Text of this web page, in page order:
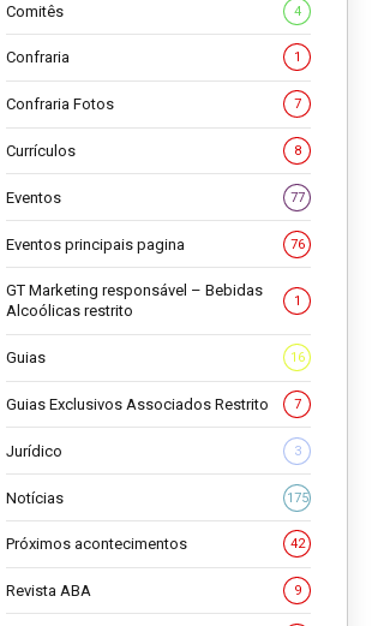
Comitês 4
Confraria 1
Confraria Fotos 7
Currículos 8
Eventos 77
Eventos principais pagina 76
GT Marketing responsável – Bebidas
Alcoólicas restrito
1
Guias 16
Guias Exclusivos Associados Restrito 7
Jurídico 3
Notícias 175
Próximos acontecimentos 42
Revista ABA 9